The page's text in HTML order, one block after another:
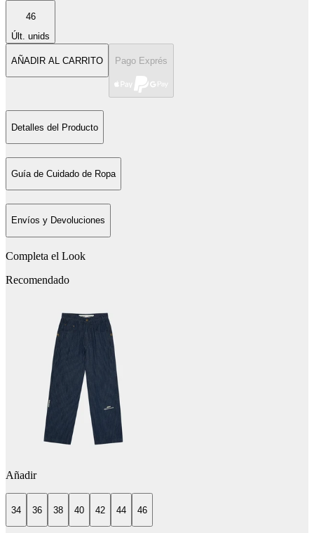
46
Últ. unids
AÑADIR AL CARRITO Pago Exprés
Detalles del Producto
Guía de Cuidado de Ropa
Envíos y Devoluciones
Completa el Look
Recomendado
Añadir
34 36 38 40 42 44 46